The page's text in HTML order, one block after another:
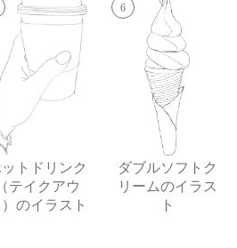
トドリンク
（テイクアウ
）のイラスト
6
ダブルソフトク
リームのイラス
ト